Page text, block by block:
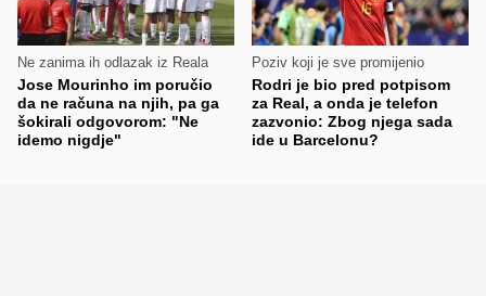
Ne zanima ih odlazak iz Reala
Jose Mourinho im poručio
da ne računa na njih, pa ga
šokirali odgovorom: "Ne
idemo nigdje"
Poziv koji je sve promijenio
Rodri je bio pred potpisom
za Real, a onda je telefon
zazvonio: Zbog njega sada
ide u Barcelonu?